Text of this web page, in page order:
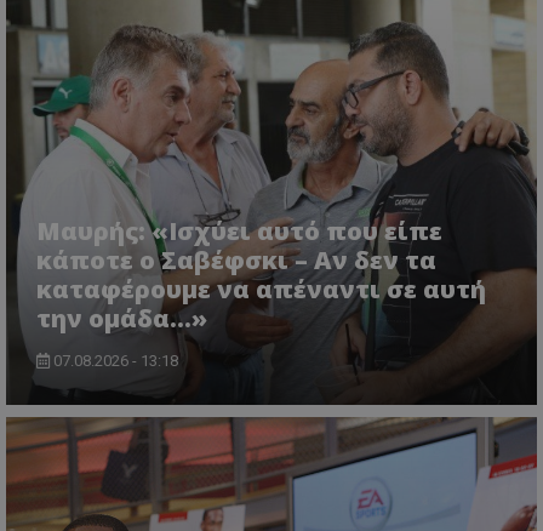
Μαυρής: «Ισχύει αυτό που είπε
κάποτε ο Σαβέφσκι – Αν δεν τα
καταφέρουμε να απέναντι σε αυτή
την ομάδα…»
07.08.2026 - 13:18